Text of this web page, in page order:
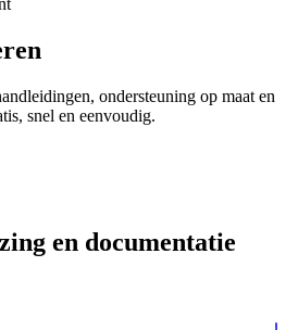
ondersteuning op maat en
snel en eenvoudig.
en documentatie